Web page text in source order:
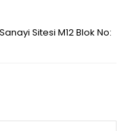
Sitesi M12 Blok No: